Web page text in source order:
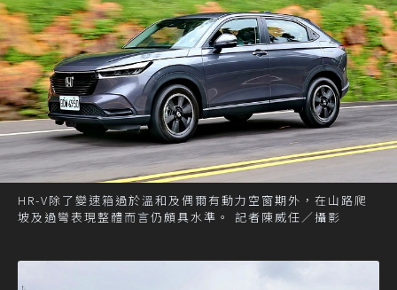
HR-V除了變速箱過於溫和及偶爾有動力空窗期外，在山路爬
坡及過彎表現整體而言仍頗具水準。 記者陳威任／攝影